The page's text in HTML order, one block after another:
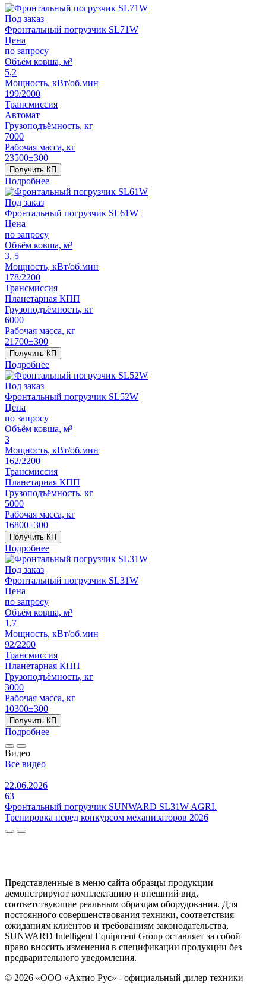
Под заказ
Фронтальный погрузчик SL71W
Цена
по запросу
Объём ковша, м³
5,2
Мощность, кВт/об.мин
199/2000
Трансмиссия
Автомат
Грузоподъёмность, кг
7000
Рабочая масса, кг
23500±300
Получить КП
Подробнее
Под заказ
Фронтальный погрузчик SL61W
Цена
по запросу
Объём ковша, м³
3, 5
Мощность, кВт/об.мин
178/2200
Трансмиссия
Планетарная КПП
Грузоподъёмность, кг
6000
Рабочая масса, кг
21700±300
Получить КП
Подробнее
Под заказ
Фронтальный погрузчик SL52W
Цена
по запросу
Объём ковша, м³
3
Мощность, кВт/об.мин
162/2200
Трансмиссия
Планетарная КПП
Грузоподъёмность, кг
5000
Рабочая масса, кг
16800±300
Получить КП
Подробнее
Под заказ
Фронтальный погрузчик SL31W
Цена
по запросу
Объём ковша, м³
1,7
Мощность, кВт/об.мин
92/2200
Трансмиссия
Планетарная КПП
Грузоподъёмность, кг
3000
Рабочая масса, кг
10300±300
Получить КП
Подробнее
Видео
Все видео
22.06.2026
63
Фронтальный погрузчик SUNWARD SL31W AGRI.
Тренировка перед конкурсом механизаторов 2026
Представленные в меню сайта образцы продукции
демонстрируют комплектацию и внешний вид,
соответствующие реальным образцам оборудования. Для
постоянного совершенствования техники, соответствия
ожиданиям клиентов и требованиям законодательства,
SUNWARD Intelligent Equipment Group оставляет за собой
право вносить изменения в спецификации продукции без
предварительного уведомления.
© 2026 «ООО «Актио Рус» - официальный дилер техники